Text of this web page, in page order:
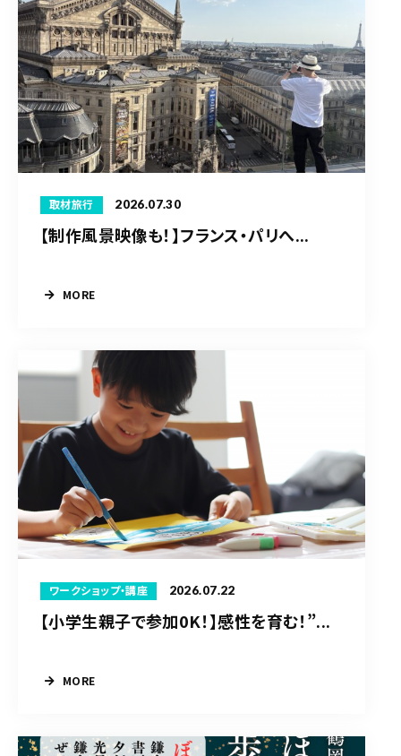
取材旅行 2026.07.30
【制作風景映像も！】フランス・パリへ...
MORE
ワークショップ・講座 2026.07.22
【小学生親子で参加0K！】感性を育む！”...
MORE